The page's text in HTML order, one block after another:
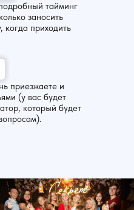
тайминг
заносить
приходить
приезжаете и
(у вас будет
который будет